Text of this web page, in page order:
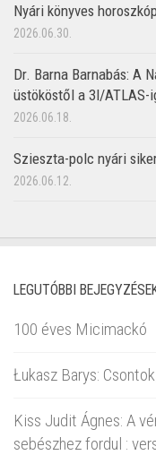
Nyári könyves
2026.06.30.
Dr. Barna Barnabás: A
üstököstől a 3I/ATLAS-
2026.06.18.
Szieszta-polc nyári
2026.06.12.
LEGUTÓBBI
100 éves Micimackó
Łukasz Barys:
Kiss Judit Ágnes: A
sebészhez fordul :